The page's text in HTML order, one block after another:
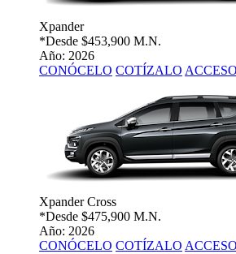
Xpander
*Desde $453,900 M.N.
Año: 2026
CONÓCELO COTÍZALO
Xpander Cross
*Desde $475,900 M.N.
Año: 2026
CONÓCELO COTÍZALO